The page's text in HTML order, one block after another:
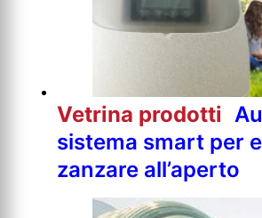
Vetrina prodotti
sistema smart per
zanzare all’aperto